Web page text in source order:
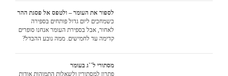
לספור את העומר – ולטפס אל פסגת ההר
כשמחכים ליום גדול פותחים בספירה
לאחור, אבל בספירת העומר אנחנו סופרים
קדימה עד לחמישים. ממה נובע ההבדל?
מסתורי ל``ג בעומר
פתרון למסתורין ולשאלות התמוהות אודות